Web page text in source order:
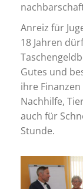
Anreiz für
18 Jahren
Gutes und
ihre
Nachhilfe,
auch für
Stunde.